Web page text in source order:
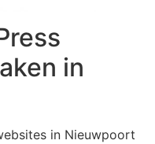
in
in Nieuwpoort